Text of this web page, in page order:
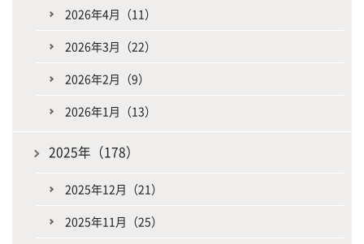
2026年4月（11）
2026年3月（22）
2026年2月（9）
2026年1月（13）
2025年（178）
2025年12月（21）
2025年11月（25）